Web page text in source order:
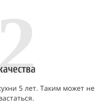
5 лет. Таким может не